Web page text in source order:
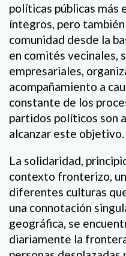
políticas públicas más
íntegros, pero
comunidad desde la
en comités vecinales,
empresariales,
acompañamiento a
constante de los
partidos políticos son
alcanzar este objetivo.
La solidaridad,
contexto fronterizo,
diferentes culturas
una connotación
geográfica, se
diariamente la